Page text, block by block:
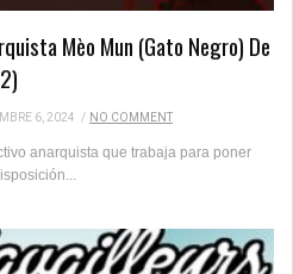
Mèo Mun (Gato Negro) De
6, 2024 / NO COMMENT
anarquista que trabaja para poner